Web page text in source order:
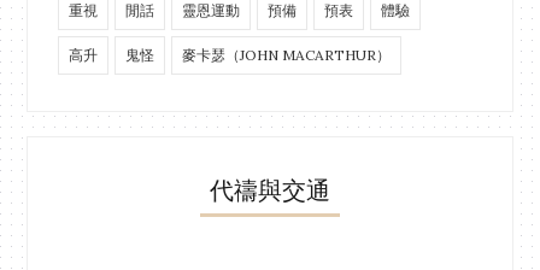
重視 閒話 靈恩運動 預備 預表 體驗
高升 鬼怪 麥卡瑟（JOHN MACARTHUR）
代禱與交通